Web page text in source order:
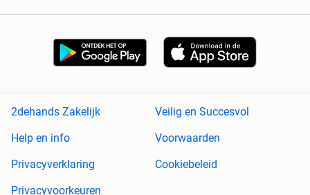
2dehands Zakelijk
Veilig en Succesvol
Help en info
Voorwaarden
Privacyverklaring
Cookiebeleid
Privacyvoorkeuren